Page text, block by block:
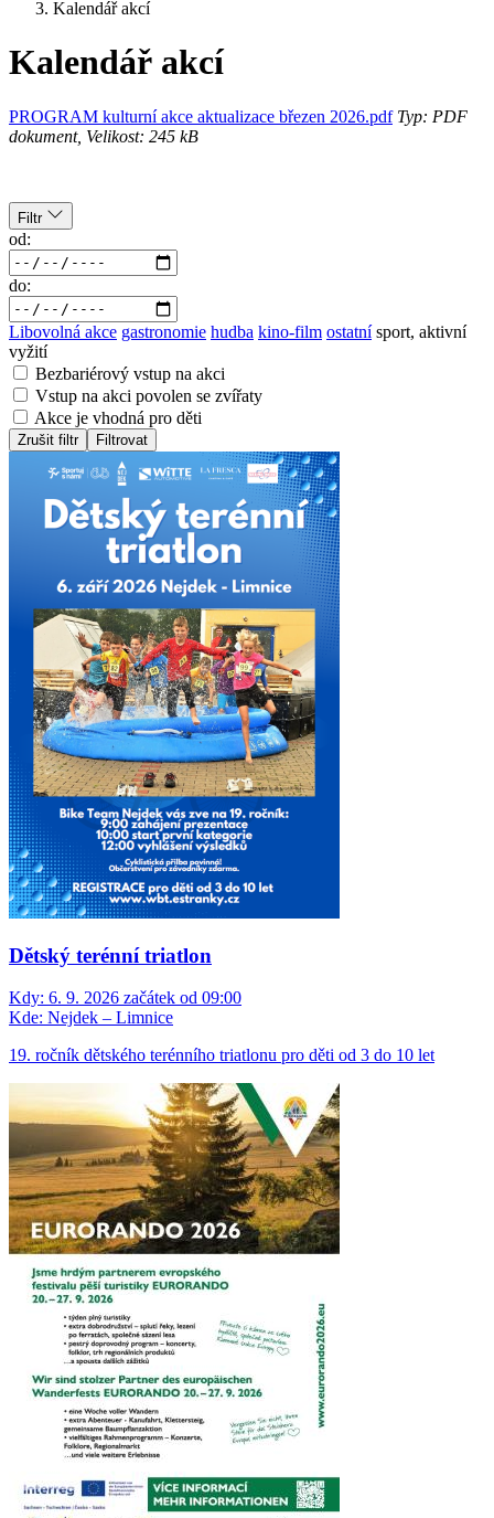
Kalendář akcí
Kalendář akcí
PROGRAM kulturní akce aktualizace březen 2026.pdfTyp: PDF
dokument, Velikost: 245 kB
Filtr
od:
do:
Libovolná akce gastronomie hudba kino-film ostatní sport, aktivní
vyžití
Bezbariérový vstup na akci
Vstup na akci povolen se zvířaty
Akce je vhodná pro děti
Zrušit filtr Filtrovat
Dětský terénní triatlon
Kdy: 6. 9. 2026 začátek od 09:00
Kde: Nejdek – Limnice
19. ročník dětského terénního triatlonu pro děti od 3 do 10 let